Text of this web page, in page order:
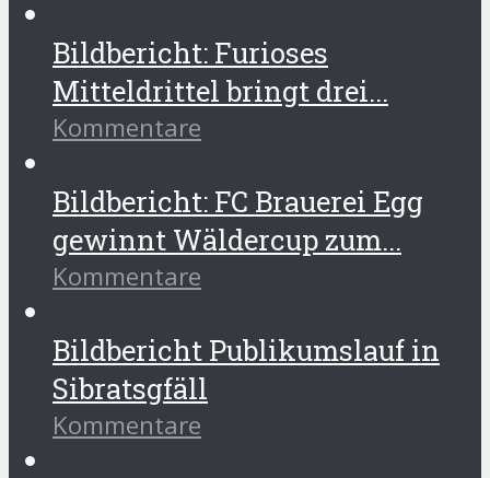
Bildbericht: Furioses
Mitteldrittel bringt drei...
Kommentare
Bildbericht: FC Brauerei Egg
gewinnt Wäldercup zum...
Kommentare
Bildbericht Publikumslauf in
Sibratsgfäll
Kommentare